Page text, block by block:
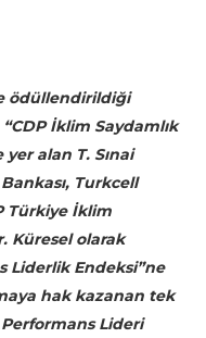
ödüllendirildiği
İklim Saydamlık
alan T. Sınai
Turkcell
Türkiye İklim
Küresel olarak
Liderlik Endeksi”ne
hak kazanan tek
Lideri